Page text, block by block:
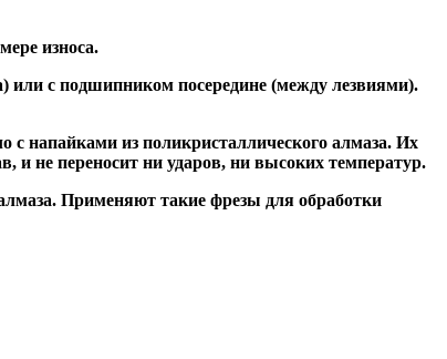
износа.
или с подшипником посередине (между лезвиями).
с напайками из поликристаллического алмаза. Их
не переносит ни ударов, ни высоких температур.
Применяют такие фрезы для обработки